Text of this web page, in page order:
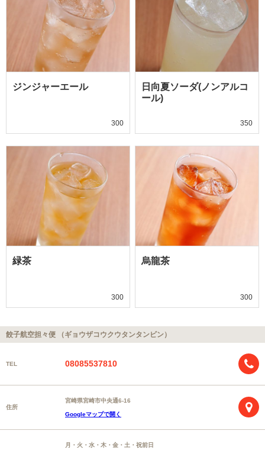
ジンジャーエール
300
日向夏ソーダ(ノンアルコ
ール)
350
緑茶
300
烏龍茶
300
餃子航空担々便 （ギョウザコウクウタンタンビン）
TEL 08085537810
住所
宮崎県宮崎市中央通6-16
Googleマップで開く
月・火・水・木・金・土・祝前日